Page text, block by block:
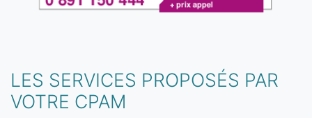
LES SERVICES PROPOSÉS PAR
VOTRE CPAM